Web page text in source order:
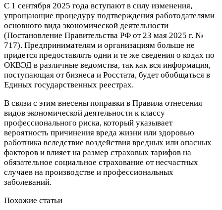
С 1 сентября 2025 года вступают в силу изменения,
упрощающие процедуру подтверждения работодателями
основного вида экономической деятельности
(Постановление Правительства РФ от 23 мая 2025 г. №
717). Предпринимателям и организациям больше не
придется предоставлять одни и те же сведения о кодах по
ОКВЭД в различные ведомства, так как вся информация,
поступающая от бизнеса и Росстата, будет обобщаться в
Единых государственных реестрах.
В связи с этим внесены поправки в Правила отнесения
видов экономической деятельности к классу
профессионального риска, который указывает
вероятность причинения вреда жизни или здоровью
работника вследствие воздействия вредных или опасных
факторов и влияет на размер страховых тарифов на
обязательное социальное страхование от несчастных
случаев на производстве и профессиональных
заболеваний.
Похожие статьи